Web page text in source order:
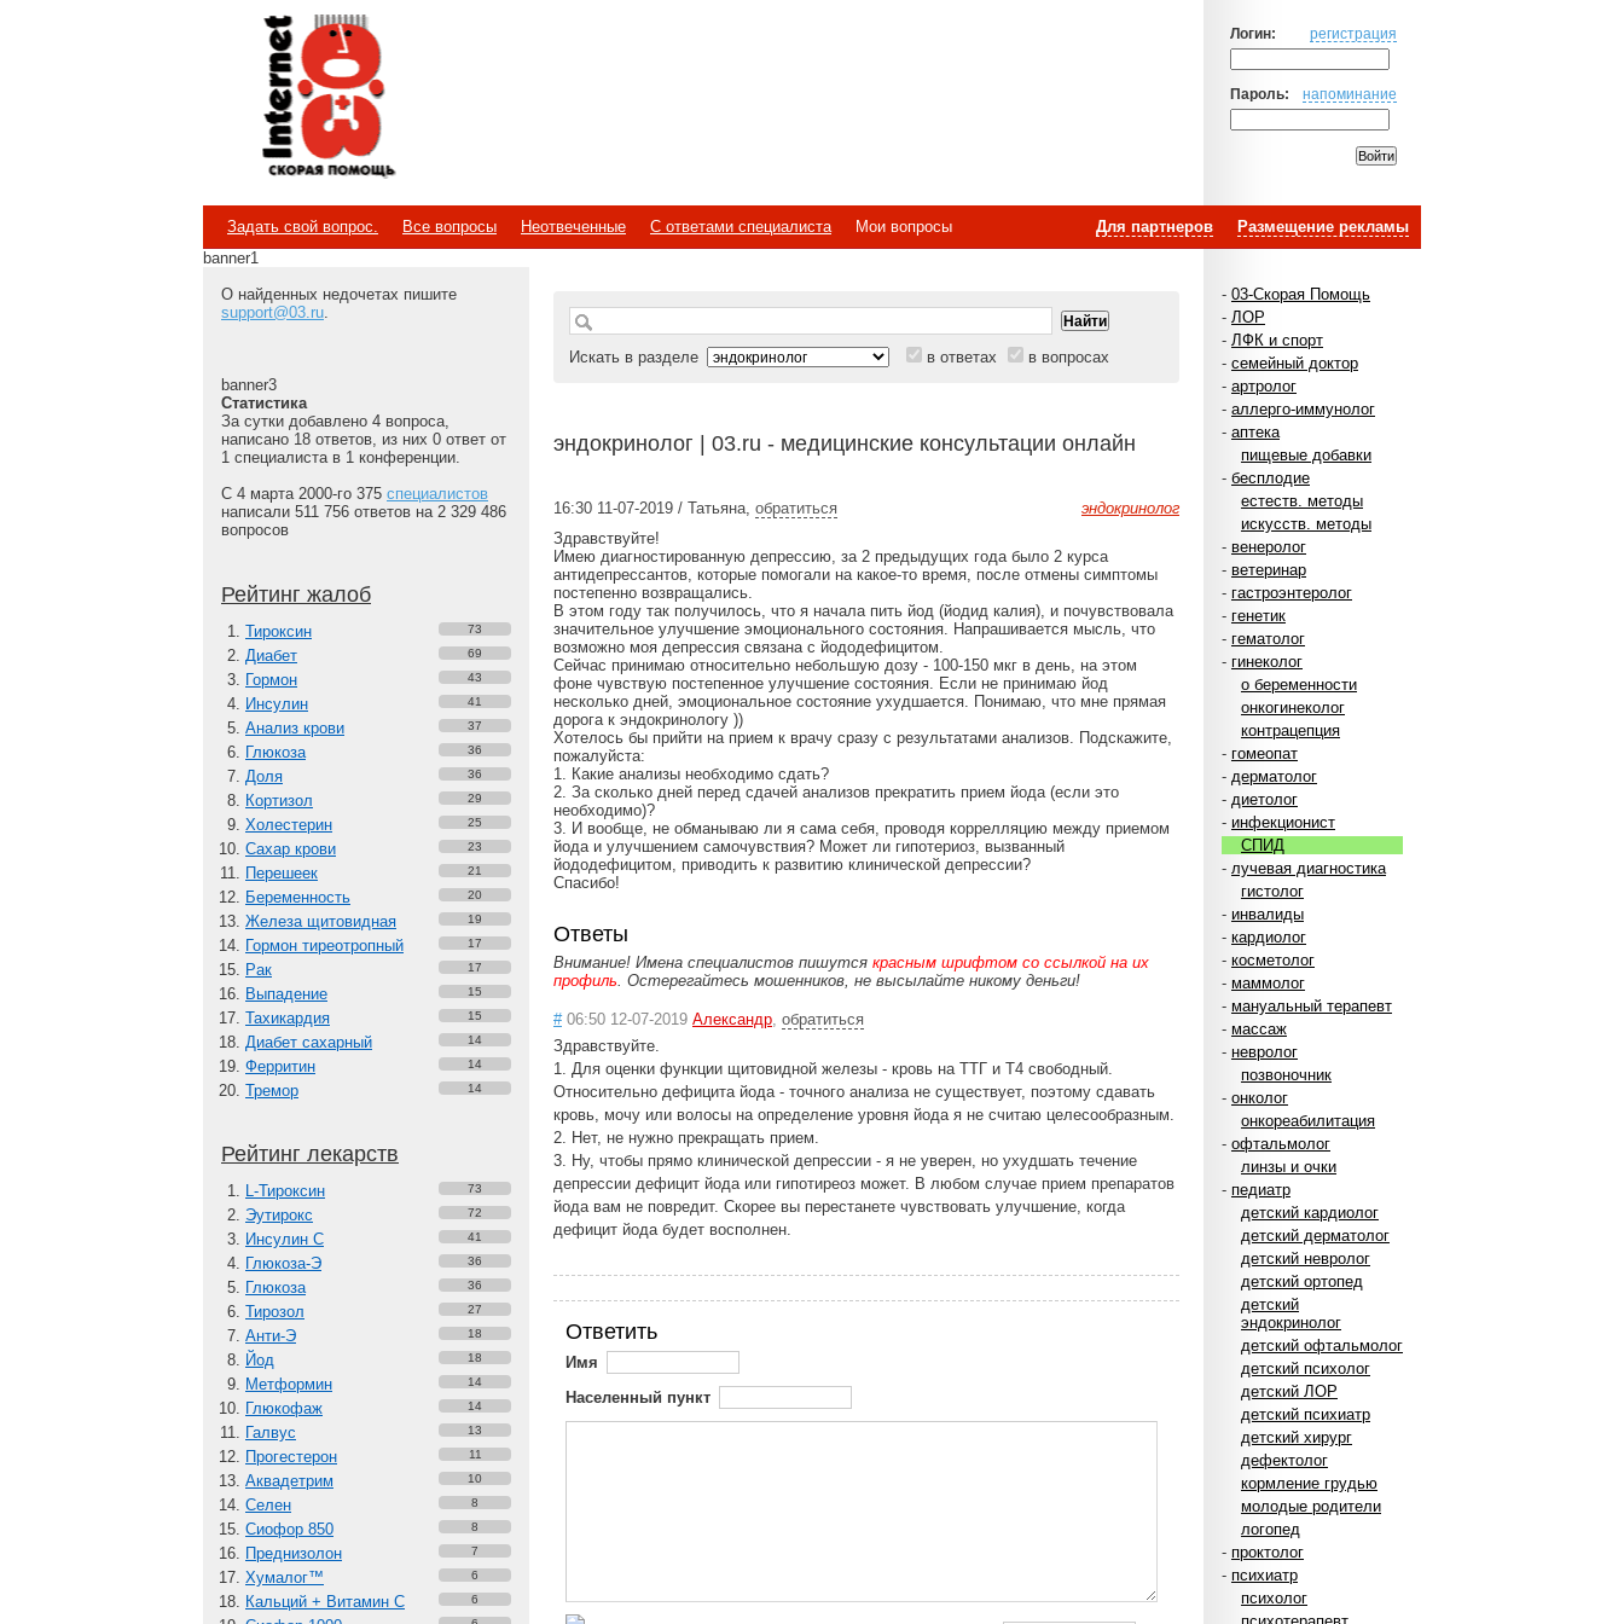
Логин: регистрация
Пароль: напоминание
Internet
Скорая помощь
Размещение рекламы
Для партнеров
Задать свой вопрос. Все вопросы Неотвеченные С ответами специалиста
Мои вопросы
banner1
- 03-Скорая Помощь
- ЛОР
- ЛФК и спорт
- семейный доктор
- артролог
- аллерго-иммунолог
- аптека
пищевые добавки
- бесплодие
естеств. методы
искусств. методы
- венеролог
- ветеринар
- гастроэнтеролог
- генетик
- гематолог
- гинеколог
о беременности
онкогинеколог
контрацепция
- гомеопат
- дерматолог
- диетолог
- инфекционист
СПИД
- лучевая диагностика
гистолог
- инвалиды
- кардиолог
- косметолог
- маммолог
- мануальный терапевт
- массаж
- невролог
позвоночник
- онколог
онкореабилитация
- офтальмолог
линзы и очки
- педиатр
детский кардиолог
детский дерматолог
детский невролог
детский ортопед
детский
эндокринолог
детский офтальмолог
детский психолог
детский ЛОР
детский психиатр
детский хирург
дефектолог
кормление грудью
молодые родители
логопед
- проктолог
- психиатр
психолог
О найденных недочетах пишите
support@03.ru.
banner3
Статистика
За сутки добавлено 4 вопроса,
написано 18 ответов, из них 0 ответ от
1 специалиста в 1 конференции.
С 4 марта 2000-го 375 специалистов
написали 511 756 ответов на 2 329 486
вопросов
Рейтинг жалоб
Тироксин 73
Диабет 69
Гормон 43
Инсулин 41
Анализ крови 37
Глюкоза 36
Доля 36
Кортизол 29
Холестерин 25
Сахар крови 23
Перешеек 21
Беременность 20
Железа щитовидная 19
Гормон тиреотропный 17
Рак 17
Выпадение 15
Тахикардия 15
Диабет сахарный 14
Ферритин 14
Тремор 14
Рейтинг лекарств
L-Тироксин 73
Эутирокс 72
Инсулин С 41
Глюкоза-Э 36
Глюкоза 36
Тирозол 27
Анти-Э 18
Йод 18
Метформин 14
Глюкофаж 14
Галвус 13
Прогестерон 11
Аквадетрим 10
Селен 8
Сиофор 850 8
Преднизолон 7
Хумалог™ 6
Кальций + Витамин C 6
Искать в разделе в ответах в вопросах
эндокринолог | 03.ru - медицинские консультации онлайн
эндокринолог
16:30 11-07-2019 / Татьяна, обратиться
Здравствуйте!
Имею диагностированную депрессию, за 2 предыдущих года было 2 курса
антидепрессантов, которые помогали на какое-то время, после отмены симптомы
постепенно возвращались.
В этом году так получилось, что я начала пить йод (йодид калия), и почувствовала
значительное улучшение эмоционального состояния. Напрашивается мысль, что
возможно моя депрессия связана с йододефицитом.
Сейчас принимаю относительно небольшую дозу - 100-150 мкг в день, на этом
фоне чувствую постепенное улучшение состояния. Если не принимаю йод
несколько дней, эмоциональное состояние ухудшается. Понимаю, что мне прямая
дорога к эндокринологу ))
Хотелось бы прийти на прием к врачу сразу с результатами анализов. Подскажите,
пожалуйста:
1. Какие анализы необходимо сдать?
2. За сколько дней перед сдачей анализов прекратить прием йода (если это
необходимо)?
3. И вообще, не обманываю ли я сама себя, проводя коррелляцию между приемом
йода и улучшением самочувствия? Может ли гипотериоз, вызванный
йододефицитом, приводить к развитию клинической депрессии?
Спасибо!
Ответы
Внимание! Имена специалистов пишутся красным шрифтом со ссылкой на их
профиль. Остерегайтесь мошенников, не высылайте никому деньги!
#06:50 12-07-2019 Александр, обратиться
Здравствуйте.
1. Для оценки функции щитовидной железы - кровь на ТТГ и Т4 свободный.
Относительно дефицита йода - точного анализа не существует, поэтому сдавать
кровь, мочу или волосы на определение уровня йода я не считаю целесообразным.
2. Нет, не нужно прекращать прием.
3. Ну, чтобы прямо клинической депрессии - я не уверен, но ухудшать течение
депрессии дефицит йода или гипотиреоз может. В любом случае прием препаратов
йода вам не повредит. Скорее вы перестанете чувствовать улучшение, когда
дефицит йода будет восполнен.
Ответить
Имя
Населенный пункт